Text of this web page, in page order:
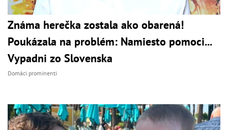
Známa herečka zostala ako obarená!
Poukázala na problém: Namiesto pomoci...
Vypadni zo Slovenska
Domáci prominenti